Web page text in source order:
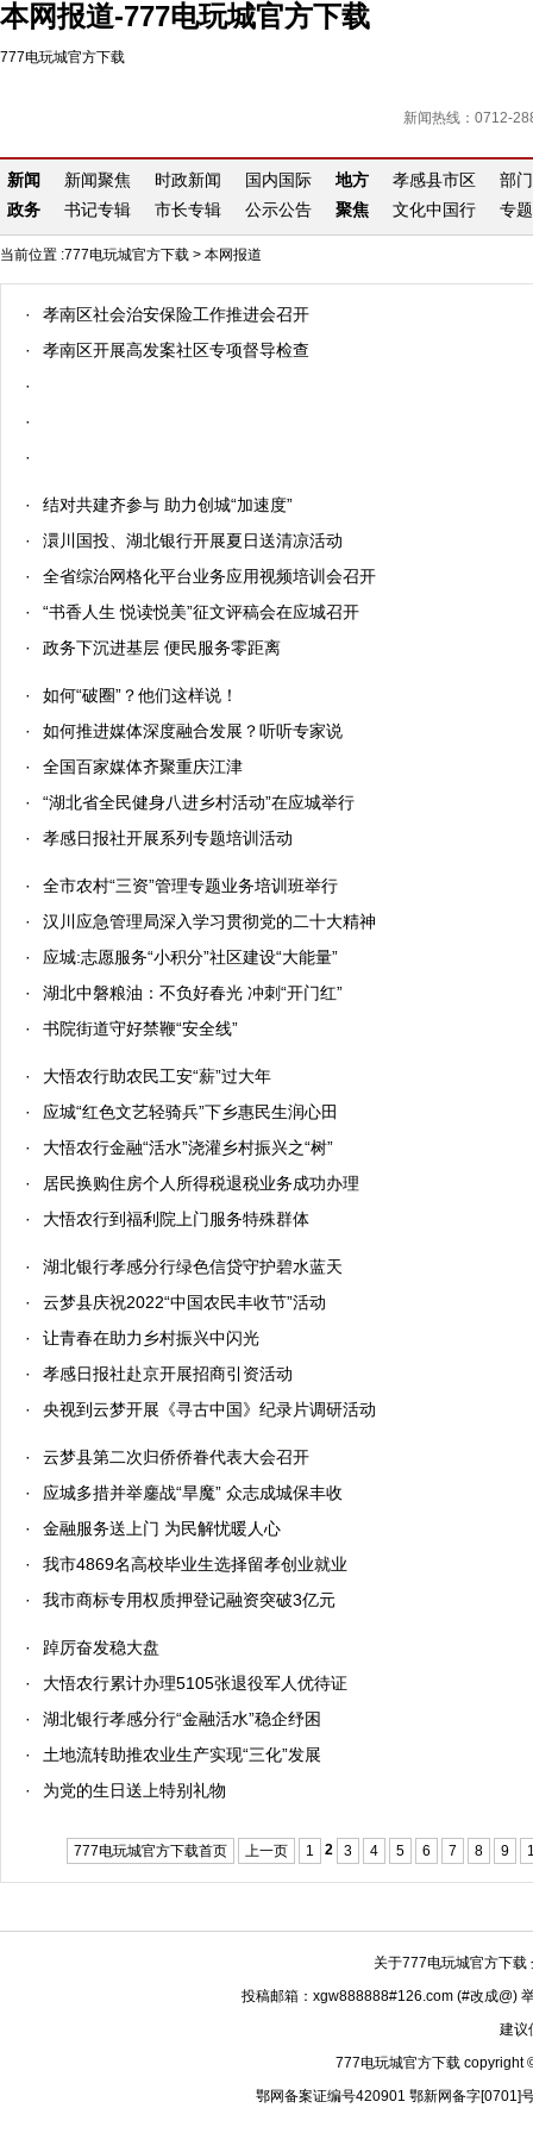
本网报道-777电玩城官方下载
777电玩城官方下载
新闻热线：0712-
新闻 新闻聚焦 时政新闻 国内国际 地方 孝感县市区
部门
政务
书记专辑 市长专辑 公示公告 聚焦 文化中国行 专题
当前位置 :777电玩城官方下载 > 本网报道
·
孝南区社会治安保险工作推进会召开
·
孝南区开展高发案社区专项督导检查
·
·
·
·
结对共建齐参与 助力创城“加速度”
·
澴川国投、湖北银行开展夏日送清凉活动
·
全省综治网格化平台业务应用视频培训会召开
·
“书香人生 悦读悦美”征文评稿会在应城召开
·
政务下沉进基层 便民服务零距离
·
如何“破圈”？他们这样说！
·
如何推进媒体深度融合发展？听听专家说
·
全国百家媒体齐聚重庆江津
·
“湖北省全民健身八进乡村活动”在应城举行
·
孝感日报社开展系列专题培训活动
·
全市农村“三资”管理专题业务培训班举行
·
汉川应急管理局深入学习贯彻党的二十大精神
·
应城:志愿服务“小积分”社区建设“大能量”
·
湖北中磐粮油：不负好春光 冲刺“开门红”
·
书院街道守好禁鞭“安全线”
·
大悟农行助农民工安“薪”过大年
·
应城“红色文艺轻骑兵”下乡惠民生润心田
·
大悟农行金融“活水”浇灌乡村振兴之“树”
·
居民换购住房个人所得税退税业务成功办理
·
大悟农行到福利院上门服务特殊群体
·
湖北银行孝感分行绿色信贷守护碧水蓝天
·
云梦县庆祝2022“中国农民丰收节”活动
·
让青春在助力乡村振兴中闪光
·
孝感日报社赴京开展招商引资活动
·
央视到云梦开展《寻古中国》纪录片调研活动
·
云梦县第二次归侨侨眷代表大会召开
·
应城多措并举鏖战“旱魔” 众志成城保丰收
·
金融服务送上门 为民解忧暖人心
·
我市4869名高校毕业生选择留孝创业就业
·
我市商标专用权质押登记融资突破3亿元
·
踔厉奋发稳大盘
·
大悟农行累计办理5105张退役军人优待证
·
湖北银行孝感分行“金融活水”稳企纾困
·
土地流转助推农业生产实现“三化”发展
·
为党的生日送上特别礼物
777电玩城官方下载首页 上一页 1 2 3 4 5 6 7 8 9
关于777电玩城官方下载
投稿邮箱：xgw888888#126.com (#改成@)
建议
777电玩城官方下载 copyright
鄂网备案证编号420901 鄂新网备字[0701]